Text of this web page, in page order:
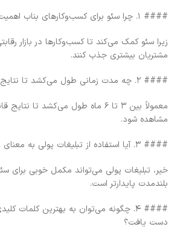
#### ۱. چرا سئو برای کسب‌وکارهای بناب اهمیت دارد؟
زیرا سئو کمک می‌کند تا کسب‌وکارها در بازار
مشتریان بیشتری جذب کنند.
#### ۲. چه مدت زمانی طول می‌کشد تا نتایج سئو دیده شوند؟
معمولاً بین ۳ تا ۶ ماه طول می‌کشد تا
مشاهده شود.
#### ۳. آیا استفاده از تبلیغات پولی به معنای عدم نیاز به سئو است؟
خیر، تبلیغات پولی می‌تواند مکمل خوبی برای
بلندمدت پایدارتر است.
#### ۴. چگونه می‌توان به بهترین کلمات
دست یافت؟